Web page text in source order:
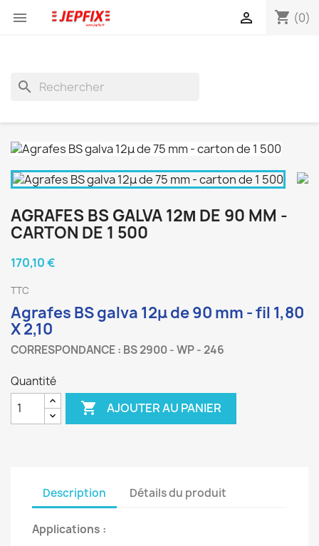
 shopping_cart (0)

search
AGRAFES BS GALVA 12Μ DE 90 MM -
CARTON DE 1 500
170,10 €
TTC
Agrafes BS galva 12μ de 90 mm - fil 1,80
X 2,10
CORRESPONDANCE : BS 2900 - WP - 246
Quantité
 AJOUTER AU PANIER
Description Détails du produit
Applications :